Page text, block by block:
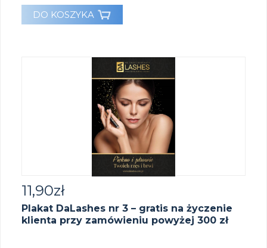
DO KOSZYKA
11,90zł
Plakat DaLashes nr 3 – gratis na życzenie
klienta przy zamówieniu powyżej 300 zł